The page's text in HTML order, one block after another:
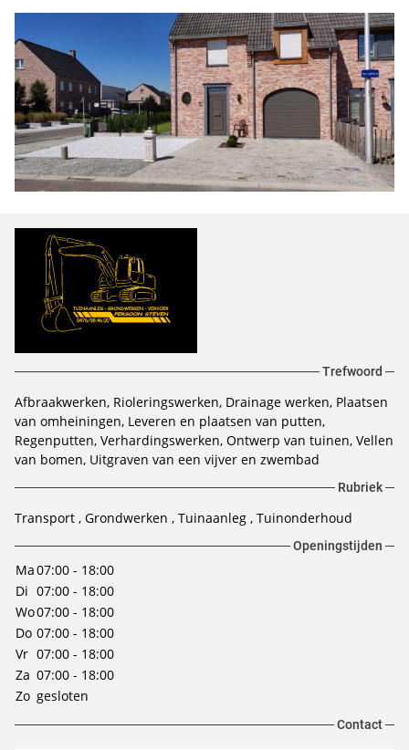
Trefwoord
Afbraakwerken Rioleringswerken Drainage werken Plaatsen
van omheiningen Leveren en plaatsen van putten
Regenputten Verhardingswerken Ontwerp van tuinen Vellen
van bomen Uitgraven van een vijver en zwembad
Rubriek
Transport Grondwerken Tuinaanleg Tuinonderhoud
Openingstijden
Ma07:00 - 18:00
Di 07:00 - 18:00
Wo07:00 - 18:00
Do 07:00 - 18:00
Vr 07:00 - 18:00
Za 07:00 - 18:00
Zo gesloten
Contact